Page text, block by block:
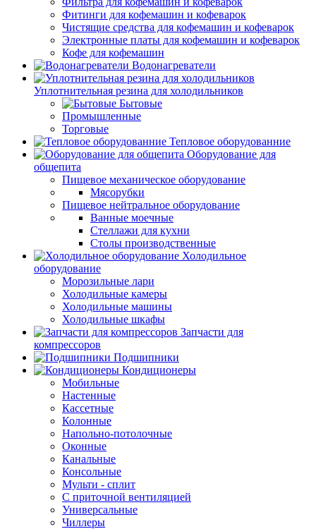
Фитинги для кофемашин и кофеварок
Чистящие средства для кофемашин и кофеварок
Электронные платы для кофемашин и кофеварок
Кофе для кофемашин
Водонагреватели
Уплотнительная резина для холодильников
Бытовые
Промышленные
Торговые
Тепловое оборудованние
Оборудование для
общепита
Пищевое механическое оборудование
Мясорубки
Пищевое нейтральное оборудование
Ванные моечные
Стеллажи для кухни
Столы производственные
Холодильное
оборудование
Морозильные лари
Холодильные камеры
Холодильные машины
Холодильные шкафы
Запчасти для
компрессоров
Подшипники
Кондиционеры
Мобильные
Настенные
Кассетные
Колонные
Напольно-потолочные
Оконные
Канальные
Консольные
Мульти - сплит
С приточной вентиляцией
Универсальные
Чиллеры